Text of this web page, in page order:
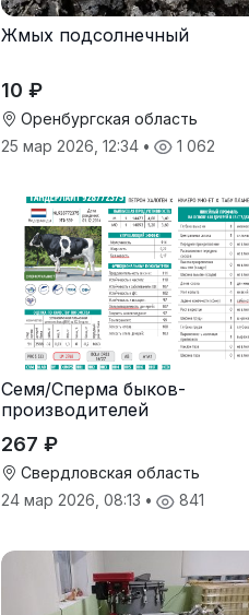
Жмых подсолнечный
10 ₽
Оренбургская область
25 мар 2026, 12:34 • 1 062
Семя/Сперма быков-
производителей
267 ₽
Свердловская область
24 мар 2026, 08:13 • 841